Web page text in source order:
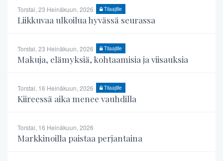
Torstai, 23 Heinäkuun, 2026 Tilaajille
Liikkuvaa ulkoilua hyvässä seurassa
Torstai, 23 Heinäkuun, 2026 Tilaajille
Makuja, elämyksiä, kohtaamisia ja viisauksia
Torstai, 16 Heinäkuun, 2026 Tilaajille
Kiireessä aika menee vauhdilla
Torstai, 16 Heinäkuun, 2026
Markkinoilla paistaa perjantaina